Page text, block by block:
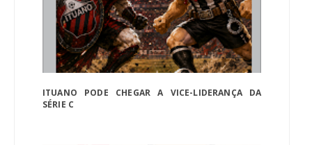
ITUANO PODE CHEGAR A VICE-LIDERANÇA DA
SÉRIE C